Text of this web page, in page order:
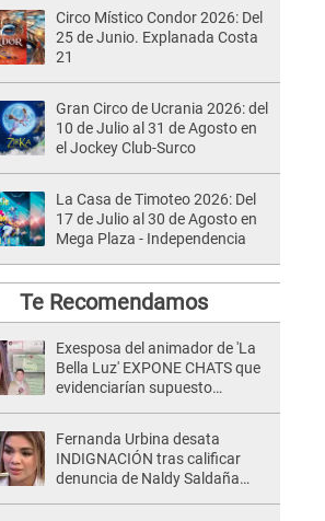
Circo Místico Condor 2026: Del
25 de Junio. Explanada Costa
21
Gran Circo de Ucrania 2026: del
10 de Julio al 31 de Agosto en
el Jockey Club-Surco
La Casa de Timoteo 2026: Del
17 de Julio al 30 de Agosto en
Mega Plaza - Independencia
Te Recomendamos
Exesposa del animador de 'La
Bella Luz' EXPONE CHATS que
evidenciarían supuesto
Fernanda Urbina desata
INDIGNACIÓN tras calificar
denuncia de Naldy Saldaña